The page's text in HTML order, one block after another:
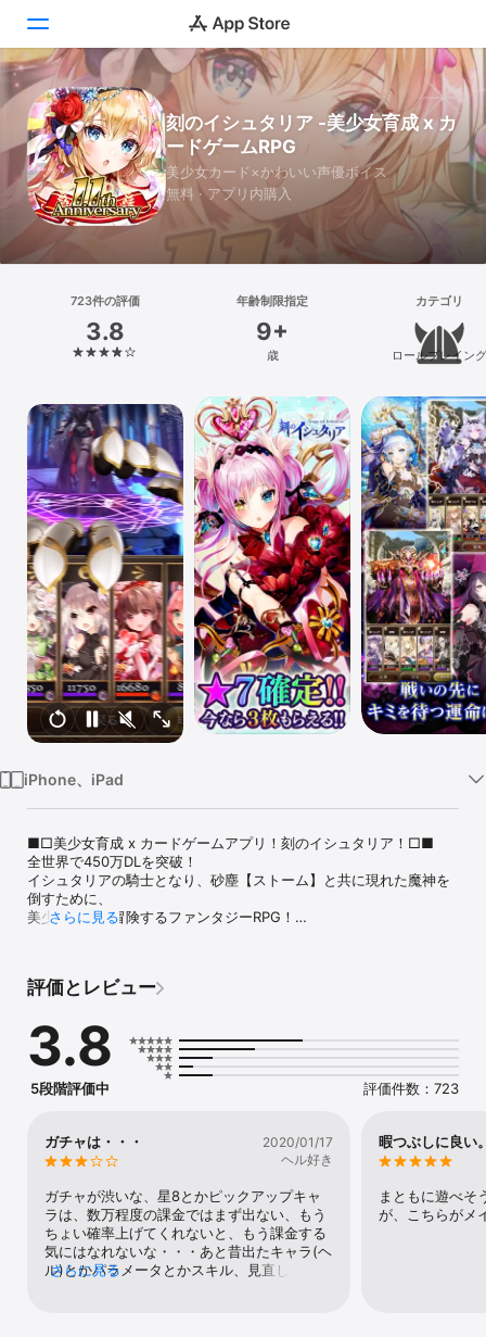
Today
ゲーム
アプリ
Arcade
検索
プラットフォーム
iPhone
Mac
Vision
Watch
TV
刻のイシュタリア -美少女育成 x カ
ードゲームRPG
美少女カード×かわいい声優ボイス
無料 · アプリ内購入
723件の評価
3.8
年齢制限指定
9+
歳
カテゴリ
ロールプレイング
iPhone、iPad
■□美少女育成 x カードゲームアプリ！刻のイシュタリア！□■
全世界で450万DLを突破！
イシュタリアの騎士となり、砂塵【ストーム】と共に現れた魔神を
倒すために、
美少女たちと冒険するファンタジーRPG！
旅の中で出会うたくさんの美少女たちとのストーリーが、無料で楽
しめておもしろい！
涙あり、笑いあり、シリアスありの重厚なオリジナルストーリーの
他、
バレンタインやX'masなど季節ごとに、美少女達や萌キャラ達との
美少女育成カードゲームを今すぐプレイしよう！
かわいい女の子達に素敵なボイス付きのカードゲーム！
あの有名声優の萌え萌えな台詞が聞ける！？
アイドル、プリンセス、巫女、アリス、ビーナス、制服、水着の女
の子にクリスマス衣装…！
などなど、季節・テーマに合わせたイベントを毎月開催！
さらに見る
評価とレビュー
3.8
5段階評価中 評価件数：723
ガチャは・・・
2020/01/17
ヘル好き
ガチャが渋いな、星8とかピックアップキャ
ラは、数万程度の課金ではまず出ない、もう
ちょい確率上げてくれないと、もう課金する
気にはなれないな・・・あと昔出たキャラ(ヘ
ル)とかパラメータとかスキル、見直して欲し
さらに見る
暇つぶしに良い
まともに遊べそ
が、こちらがメ